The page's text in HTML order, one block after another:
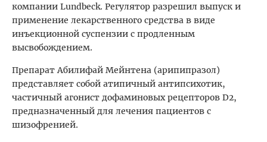
компании Lundbeck. Регулятор разрешил выпуск и
применение лекарственного средства в виде
инъекционной суспензии с продленным
высвобождением.
Препарат Абилифай Мейнтена (арипипразол)
представляет собой атипичный антипсихотик,
частичный агонист дофаминовых рецепторов D2,
предназначенный для лечения пациентов с
шизофренией.